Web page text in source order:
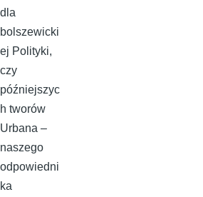
dla
bolszewicki
ej Polityki,
czy
późniejszyc
h tworów
Urbana –
naszego
odpowiedni
ka